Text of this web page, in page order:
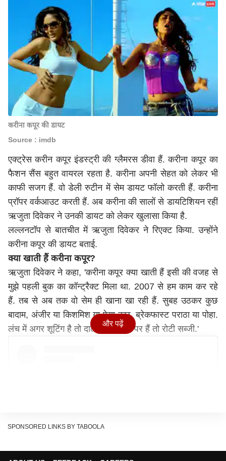
करीना कपूर की डायट
Source : imdb
एक्ट्रेस करीन कपूर इंडस्ट्री की ग्लैमरस डीवा हैं. करीना कपूर का
फैशन सैंस बहुत वायरल रहता है. करीना अपनी सेहत को लेकर भी
काफी सजग हैं. वो डेली रुटीन में सेम डायट फॉलो करती हैं. करीना
प्रॉपर वर्कआउट करती हैं. अब करीना की सालों से डायटिशियन रहीं
ऋजुता दिवेकर ने उनकी डायट को लेकर खुलासा किया है.
लल्लनटॉप से बातचीत में ऋजुता दिवेकर ने रिएक्ट किया. उन्होंने
करीना कपूर की डायट बताई.
क्या खाती हैं करीना कपूर?
ऋजुता दिवेकर ने कहा, 'करीना कपूर क्या खाती हैं इसी की वजह से
मुझे पहली बुक का कॉन्ट्रैक्ट मिला था. 2007 से हम काम कर रहे
हैं. तब से अब तक वो सेम ही खाना खा रही हैं. सुबह उठकर कुछ
बादाम, अंजीर या किशमिश या ऐसा कुछ. ब्रेकफास्ट पराठा या पोहा.
लंच में अगर शूटिंग है तो दाल चावल. घर पर हैं तो रोटी सब्जी.'
और पढ़ें
SPONSORED LINKS BY TABOOLA